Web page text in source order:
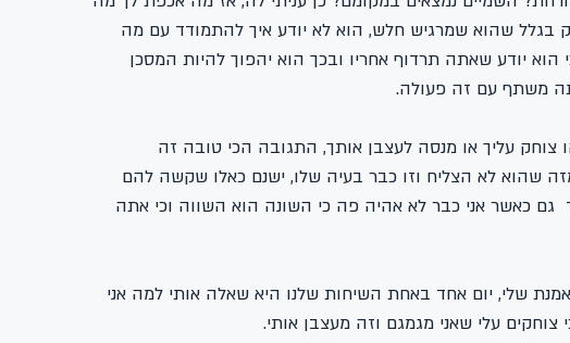
שהוא שמרגיש חלש, הוא לא יודע איך להתמודד עם מה
יודע שאתה תרדוף אחריו ובכך הוא יהפוך להיות המסכן
משתף עם זה פעולה.
עליך או מנסה לעצבן אותך, התגובה הכי טובה זה
שהוא לא הצליח וזו כבר בעיה שלו, ישנם כאלו שקשה להם
כאשר אני כבר לא אהיה פה כי השונה הוא השווה וכי אתה
שלי, יום אחד באחת השיחות שלנו היא שאלה אותי למה אני
צוחקים עלי שאני מגמגם וזה מעצבן אותי.